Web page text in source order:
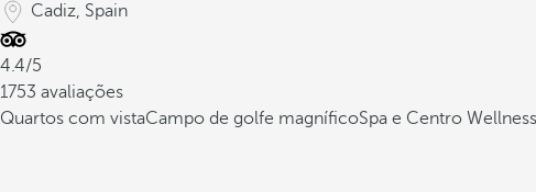
Cadiz, Spain
4.4/5
1753 avaliações
Quartos com vistaCampo de golfe magníficoSpa e Centro Wellness